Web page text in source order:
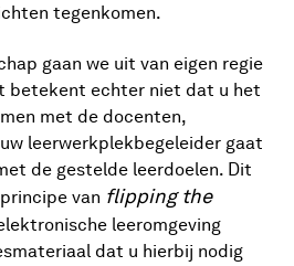
tegenkomen.
gaan we uit van eigen regie
betekent echter niet dat u het
met de docenten,
leerwerkplekbegeleider gaat
de gestelde leerdoelen. Dit
van flipping the
leeromgeving
dat u hierbij nodig